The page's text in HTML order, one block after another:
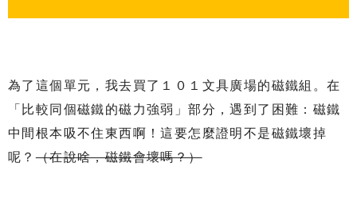
為了這個單元，我去買了１０１文具廣場的磁鐵組。在
「比較同個磁鐵的磁力強弱」部分，遇到了困難：磁鐵
中間根本吸不住東西啊！這要怎麼證明不是磁鐵壞掉
呢？（在說啥，磁鐵會壞嗎？）